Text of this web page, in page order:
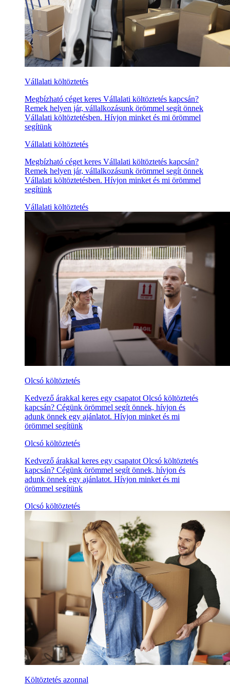
Vállalati költöztetés
Megbízható céget keres Vállalati költöztetés kapcsán?
Remek helyen jár, vállalkozásunk örömmel segít önnek
Vállalati költöztetésben. Hívjon minket és mi örömmel
segítünk
Vállalati költöztetés
Megbízható céget keres Vállalati költöztetés kapcsán?
Remek helyen jár, vállalkozásunk örömmel segít önnek
Vállalati költöztetésben. Hívjon minket és mi örömmel
segítünk
Vállalati költöztetés
Olcsó költöztetés
Kedvező árakkal keres egy csapatot Olcsó költöztetés
kapcsán? Cégünk örömmel segít önnek, hívjon és
adunk önnek egy ajánlatot. Hívjon minket és mi
örömmel segítünk
Olcsó költöztetés
Kedvező árakkal keres egy csapatot Olcsó költöztetés
kapcsán? Cégünk örömmel segít önnek, hívjon és
adunk önnek egy ajánlatot. Hívjon minket és mi
örömmel segítünk
Olcsó költöztetés
Költöztetés azonnal